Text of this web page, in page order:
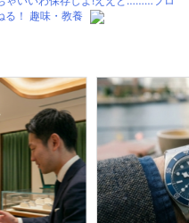
！ 趣味・教養